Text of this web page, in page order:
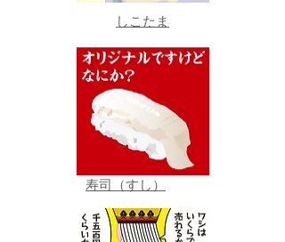
しこたま
寿司（すし）